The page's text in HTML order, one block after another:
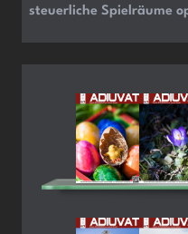
steuerliche Spielräume